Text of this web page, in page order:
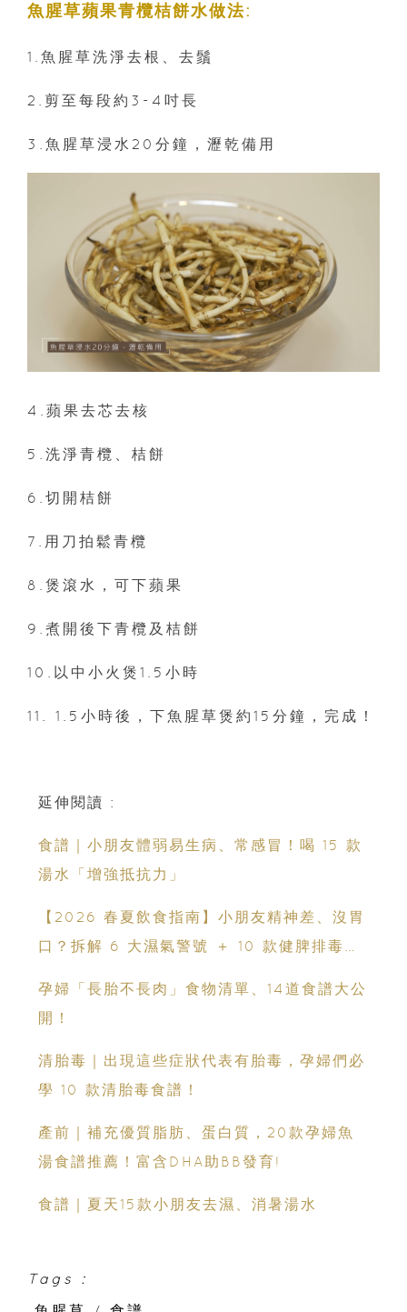
魚腥草蘋果青欖桔餅水做法:
1.魚腥草洗淨去根、去鬚
2.剪至每段約3-4吋長
3.魚腥草浸水20分鐘，瀝乾備用
4.蘋果去芯去核
5.洗淨青欖、桔餅
6.切開桔餅
7.用刀拍鬆青欖
8.煲滾水，可下蘋果
9.煮開後下青欖及桔餅
10.以中小火煲1.5小時
11. 1.5小時後，下魚腥草煲約15分鐘，完成！
延伸閱讀 :
食譜｜小朋友體弱易生病、常感冒！喝 15 款
湯水「增強抵抗力」
【2026 春夏飲食指南】小朋友精神差、沒胃
口？拆解 6 大濕氣警號 ＋ 10 款健脾排毒祛
孕婦「長胎不長肉」食物清單、14道食譜大公
開！
清胎毒｜出現這些症狀代表有胎毒，孕婦們必
學 10 款清胎毒食譜！
產前｜補充優質脂肪、蛋白質，20款孕婦魚
湯食譜推薦！富含DHA助BB發育!
食譜｜夏天15款小朋友去濕、消暑湯水
Tags :